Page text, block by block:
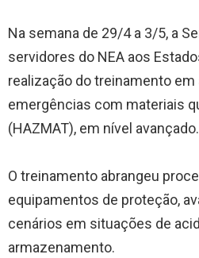
Na semana de 29/4 a 3/5, a
servidores do NEA aos
realização do treinamento
emergências com materiais
(HAZMAT), em nível avançado.
O treinamento abrangeu
equipamentos de proteção,
cenários em situações de
armazenamento.